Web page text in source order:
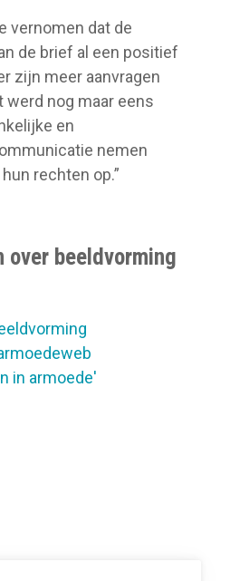
vernomen dat de
de brief al een positief
zijn meer aanvragen
werd nog maar eens
en
nemen
rechten op.”
over beeldvorming
in armoede'